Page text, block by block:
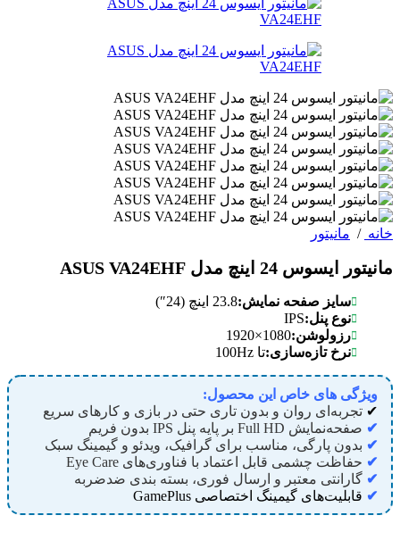
خانه / مانیتور
مانیتور ایسوس 24 اینچ مدل ASUS VA24EHF
سایز صفحه نمایش:23.8 اینچ (24″)
نوع پنل:IPS
رزولوشن:1080×1920
نرخ تازه‌سازی:تا 100Hz
ویژگی های خاص این محصول:
✔ تجربه‌ای روان و بدون تاری حتی در بازی و کارهای سریع
✔ صفحه‌نمایش Full HD بر پایه پنل IPS بدون فریم
✔ بدون پارگی، مناسب برای گرافیک، ویدئو و گیمینگ سبک
✔ حفاظت چشمی قابل اعتماد با فناوری‌های Eye Care
✔ گارانتی معتبر و ارسال فوری، بسته بندی ضدضربه
✔ قابلیت‌های گیمینگ اختصاصی GamePlus